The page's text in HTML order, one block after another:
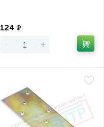
124 ₽
- +